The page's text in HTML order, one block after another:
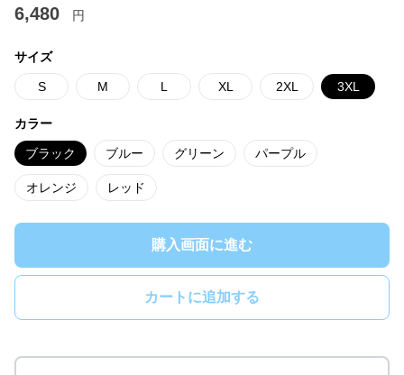
6,480 円
サイズ
S M L XL 2XL 3XL
カラー
ブラック ブルー グリーン パープル
オレンジ レッド
購入画面に進む
カートに追加する